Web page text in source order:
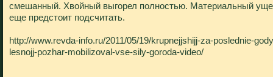
смешанный. Хвойный выгорел полностью. Материальный
еще предстоит подсчитать.
http://www.revda-info.ru/2011/05/19/krupnejjshijj-za-poslednie-
lesnojj-pozhar-mobilizoval-vse-sily-goroda-video/